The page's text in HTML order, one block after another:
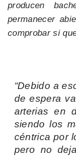
producen
permanecer
comprobar si
“Debido a
de espera
arterias en
siendo los
céntrica por
pero no